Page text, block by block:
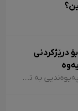
درێژکردنی
سوودەکانی تاورین تەنها پەیوەندیی بە تەمەن درێژییەوە نییە، بەڵکوو وەک لە مشکەکاندا دەبینرێت، ئێسکەکانیان زۆر بەهێزتر بووە، ماسولکەکانیان زۆر بەهێزتر بووە، ئاستی دەروونیشیان زۆر بەهێزتر بووە. جگە لەوەش لە پێوەندی لەگەڵ نەخۆشی شەکرە، بەرگریی جەستەیان بۆ ئەنسۆلین بەهێزتر بووە.